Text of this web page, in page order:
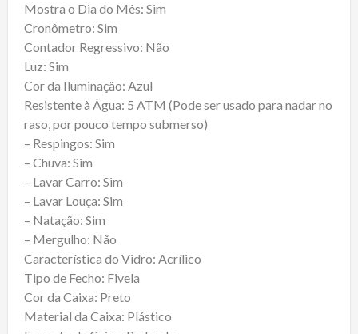
Mostra o Dia do Mês: Sim
Cronômetro: Sim
Contador Regressivo: Não
Luz: Sim
Cor da Iluminação: Azul
Resistente à Água: 5 ATM (Pode ser usado para nadar no
raso, por pouco tempo submerso)
– Respingos: Sim
– Chuva: Sim
– Lavar Carro: Sim
– Lavar Louça: Sim
– Natação: Sim
– Mergulho: Não
Característica do Vidro: Acrílico
Tipo de Fecho: Fivela
Cor da Caixa: Preto
Material da Caixa: Plástico